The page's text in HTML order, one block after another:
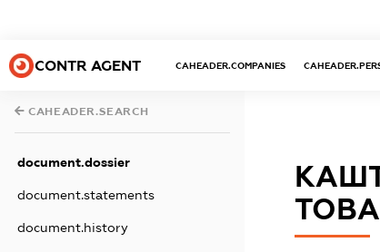
CONTR AGENT CAHEADER.COMPANIES
CAHEADER.SEARCH
document.dossier
document.statements
document.history